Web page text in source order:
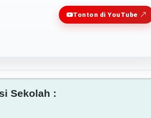
Tonton di YouTube
Sekolah :